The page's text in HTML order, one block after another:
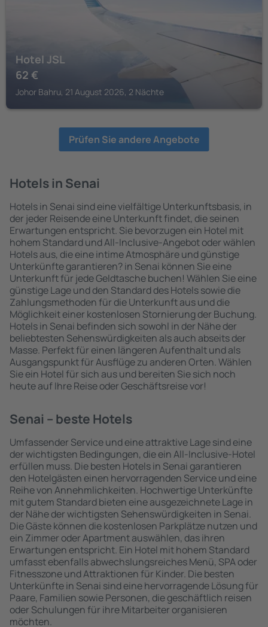
Hotel JSL
62 €
Johor Bahru, 21 August 2026, 2 Nächte
Prüfen Sie andere Angebote
Hotels in Senai
Hotels in Senai sind eine vielfältige Unterkunftsbasis, in
der jeder Reisende eine Unterkunft findet, die seinen
Erwartungen entspricht. Sie bevorzugen ein Hotel mit
hohem Standard und All-Inclusive-Angebot oder wählen
Hotels aus, die eine intime Atmosphäre und günstige
Unterkünfte garantieren? in Senai können Sie eine
Unterkunft für jede Geldtasche buchen! Wählen Sie eine
günstige Lage und den Standard des Hotels sowie die
Zahlungsmethoden für die Unterkunft aus und die
Möglichkeit einer kostenlosen Stornierung der Buchung.
Hotels in Senai befinden sich sowohl in der Nähe der
beliebtesten Sehenswürdigkeiten als auch abseits der
Masse. Perfekt für einen längeren Aufenthalt und als
Ausgangspunkt für Ausflüge zu anderen Orten. Wählen
Sie ein Hotel für sich aus und bereiten Sie sich noch
heute auf Ihre Reise oder Geschäftsreise vor!
Senai – beste Hotels
Umfassender Service und eine attraktive Lage sind eine
der wichtigsten Bedingungen, die ein All-Inclusive-Hotel
erfüllen muss. Die besten Hotels in Senai garantieren
den Hotelgästen einen hervorragenden Service und eine
Reihe von Annehmlichkeiten. Hochwertige Unterkünfte
mit gutem Standard bieten eine ausgezeichnete Lage in
der Nähe der wichtigsten Sehenswürdigkeiten in Senai.
Die Gäste können die kostenlosen Parkplätze nutzen und
ein Zimmer oder Apartment auswählen, das ihren
Erwartungen entspricht. Ein Hotel mit hohem Standard
umfasst ebenfalls abwechslungsreiches Menü, SPA oder
Fitnesszone und Attraktionen für Kinder. Die besten
Unterkünfte in Senai sind eine hervorragende Lösung für
Paare, Familien sowie Personen, die geschäftlich reisen
oder Schulungen für ihre Mitarbeiter organisieren
möchten.